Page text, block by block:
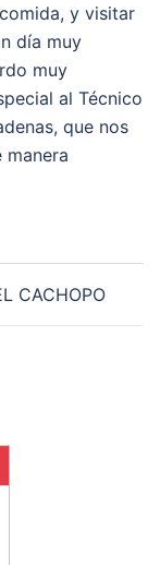
y visitar
día muy
muy
al Técnico
que nos
CACHOPO